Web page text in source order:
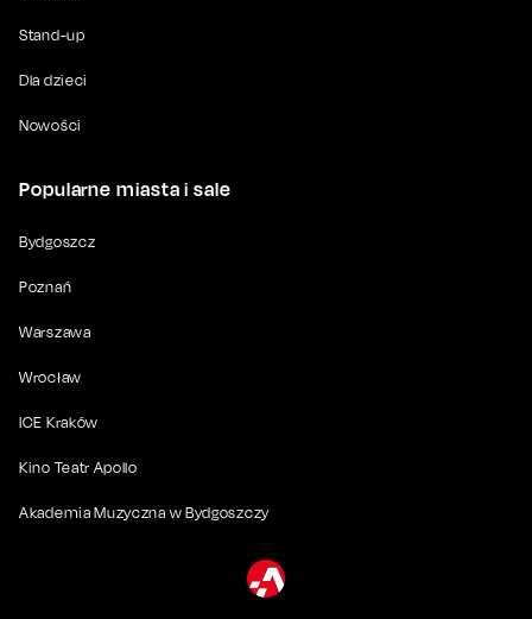
Stand-up
Dla dzieci
Nowości
Popularne miasta i sale
Bydgoszcz
Poznań
Warszawa
Wrocław
ICE Kraków
Kino Teatr Apollo
Akademia Muzyczna w Bydgoszczy